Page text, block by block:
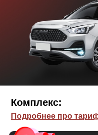
Подробнее про
Комплекс: